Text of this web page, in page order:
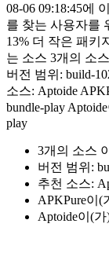
08-06 09:18:45에
를 찾는 사용자를
13% 더 작은 패키
는 소스 3개의 소
버전 범위: build-
소스: Aptoide
bundle-play
play
3개의 소스
버전 범위:
추천 소스:
APKPure이(
Aptoide이(